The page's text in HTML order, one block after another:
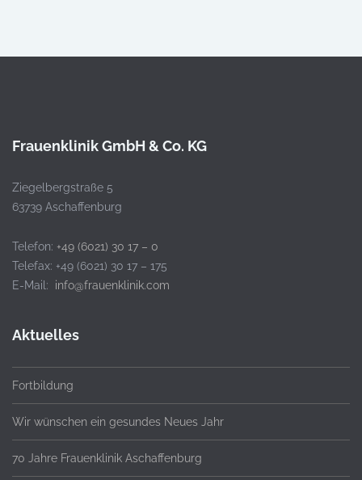
Frauenklinik GmbH & Co. KG
Ziegelbergstraße 5
63739 Aschaffenburg
Telefon: +49 (6021) 30 17 – 0
Telefax: +49 (6021) 30 17 – 175
E-Mail: info@frauenklinik.com
Aktuelles
Fortbildung
Wir wünschen ein gesundes Neues Jahr
70 Jahre Frauenklinik Aschaffenburg